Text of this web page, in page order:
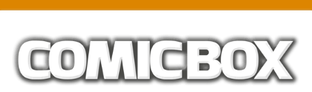
content